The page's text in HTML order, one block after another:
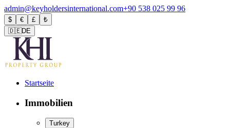
admin@keyholdersinternational.com+90 538 025 99 96
$ € £
₺
🇩🇪DE
Startseite
Immobilien
Turkey